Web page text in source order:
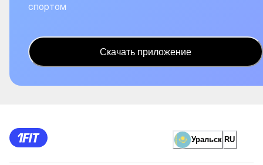
спортом
Скачать приложение
Уральск RU